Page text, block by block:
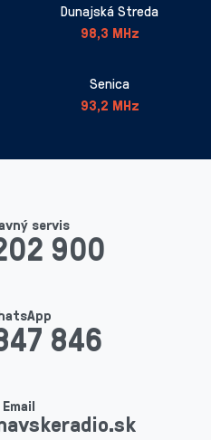
Dunajská Streda
98,3 MHz
Senica
93,2 MHz
servis
900
846
Email